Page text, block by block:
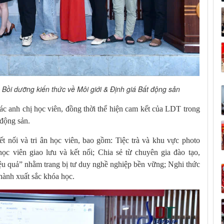
dưỡng kiến thức về Môi giới & Định giá Bất động sản
anh chị học viên, đồng thời thể hiện cam kết của LDT trong
sản.
nối và tri ân học viên, bao gồm: Tiệc trà và khu vực photo
viên giao lưu và kết nối; Chia sẻ từ chuyên gia đào tạo,
quả” nhằm trang bị tư duy nghề nghiệp bền vững; Nghi thức
xuất sắc khóa học.